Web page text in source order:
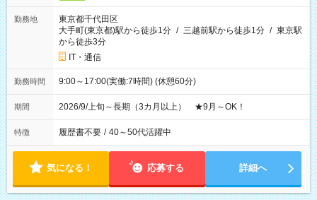
勤務地
東京都千代田区
大手町(東京都)駅から徒歩1分 / 三越前駅から徒歩1分 / 東京駅
から徒歩3分
IT・通信
勤務時間 9:00～17:00(実働:7時間) (休憩60分)
期間 2026/9/上旬～長期（3カ月以上） ★9月～OK！
特徴 履歴書不要 / 40～50代活躍中
気になる！ 応募する 詳細へ